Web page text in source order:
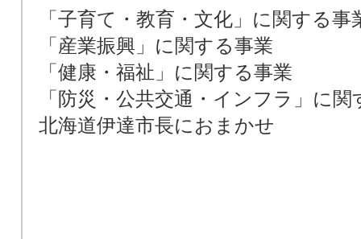
「子育て・教育・文化」に関する事
「産業振興」に関する事業
「健康・福祉」に関する事業
「防災・公共交通・インフラ」に関
北海道伊達市長におまかせ